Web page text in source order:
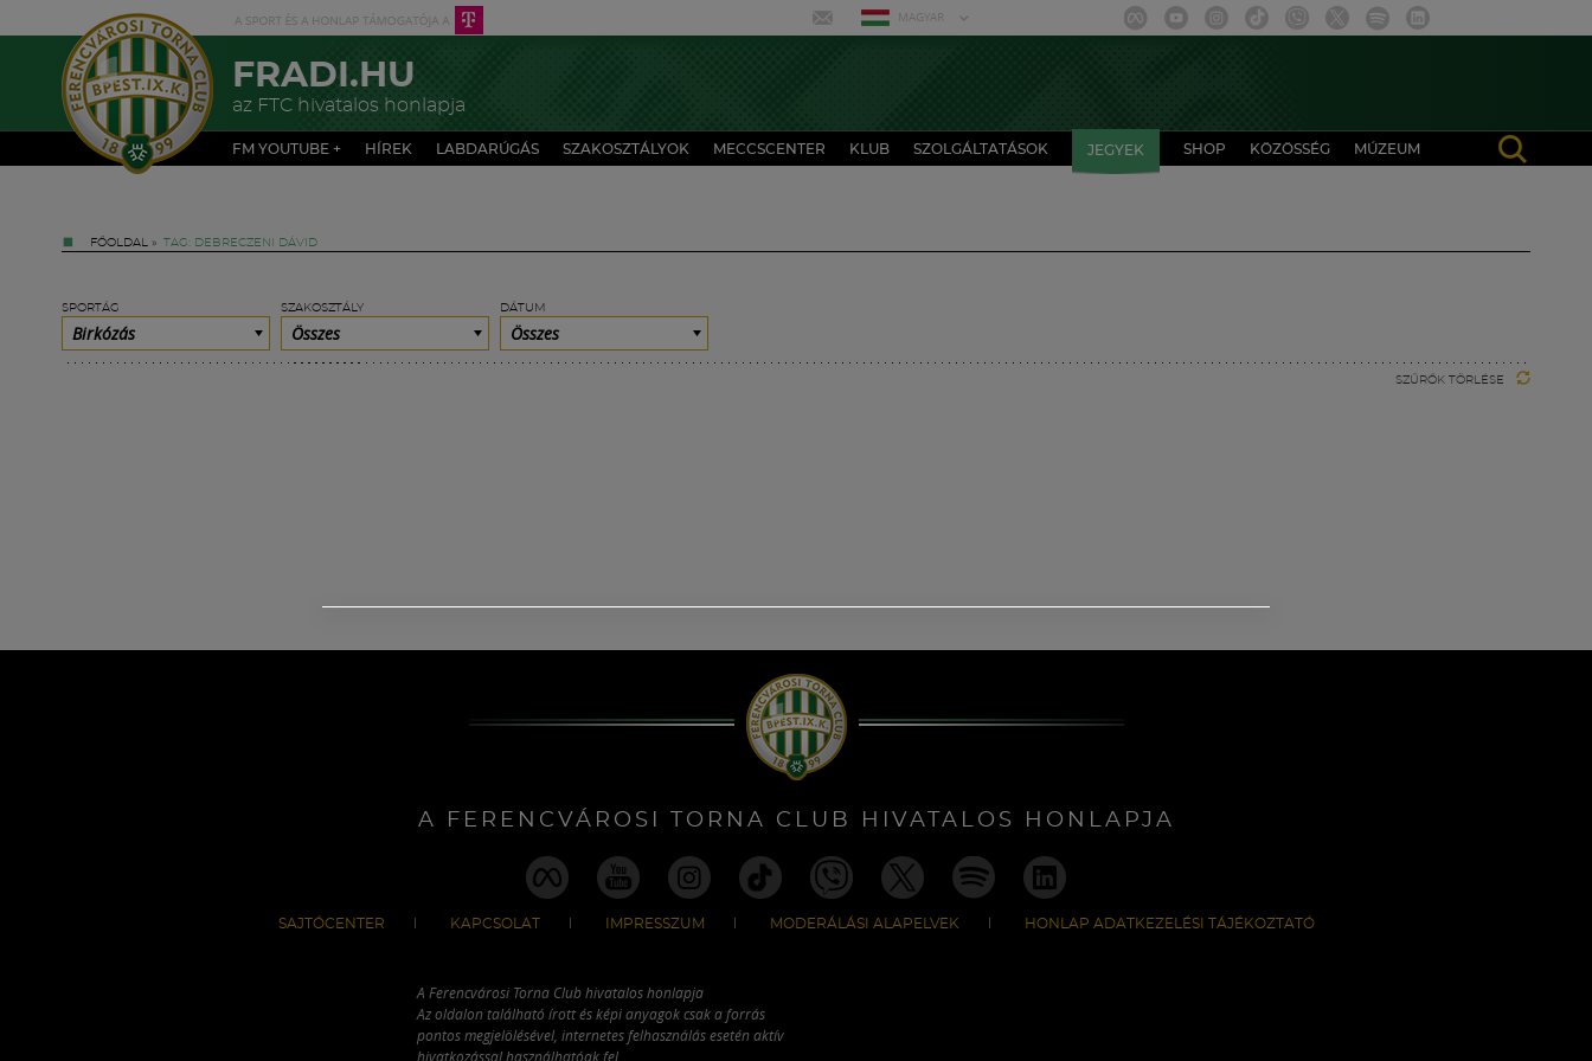
MAGYAR
FRADI.HU
az FTC hivatalos honlapja
FM YOUTUBE + HÍREK LABDARÚGÁS SZAKOSZTÁLYOK MECCSCENTER KLUB SZOLGÁLTATÁSOK JEGYEK SHOP KÖZÖSSÉG MÚZEUM
FŐOLDAL » TAG: DEBRECZENI DÁVID
SPORTÁG
Birkózás
SZAKOSZTÁLY
Összes
DÁTUM
Összes
SZŰRŐK TÖRLÉSE
A FERENCVÁROSI TORNA CLUB HIVATALOS HONLAPJA
SAJTÓCENTER KAPCSOLAT IMPRESSZUM MODERÁLÁSI ALAPELVEK HONLAP ADATKEZELÉSI TÁJÉKOZTATÓ
A Ferencvárosi Torna Club hivatalos honlapja
Az oldalon található írott és képi anyagok csak a forrás
pontos megjelölésével, internetes felhasználás esetén aktív
hivatkozással használhatóak fel.